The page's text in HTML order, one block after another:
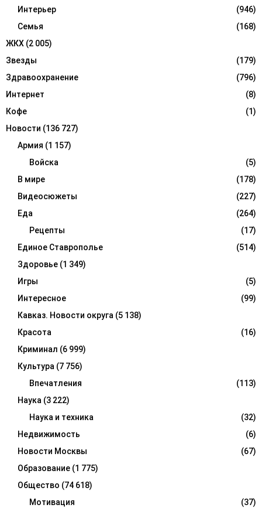
Интерьер
(946)
Семья
(168)
ЖКХ (2 005)
Звезды
(179)
Здравоохранение
(796)
Интернет
(8)
Кофе
(1)
Новости (136 727)
Армия (1 157)
Войска
(5)
В мире
(178)
Видеосюжеты
(227)
Еда
(264)
Рецепты
(17)
Единое Ставрополье
(514)
Здоровье (1 349)
Игры
(5)
Интересное
(99)
Кавказ. Новости округа (5 138)
Красота
(16)
Криминал (6 999)
Культура (7 756)
Впечатления
(113)
Наука (3 222)
Наука и техника
(32)
Недвижимость
(6)
Новости Москвы
(67)
Образование (1 775)
Общество (74 618)
Мотивация
(37)